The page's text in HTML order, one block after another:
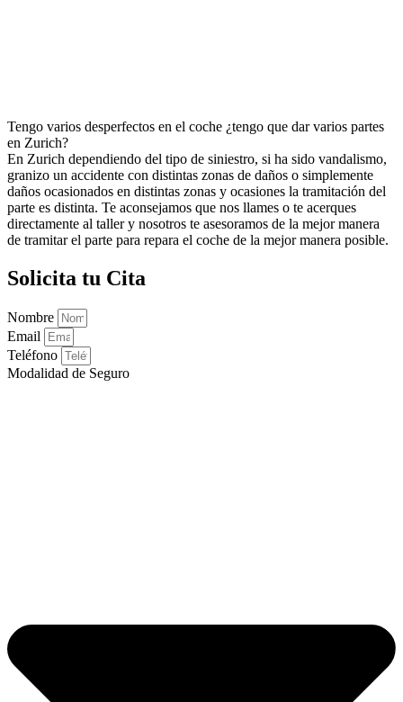
Tengo varios desperfectos en el coche ¿tengo que dar varios partes
en Zurich?
En Zurich dependiendo del tipo de siniestro, si ha sido vandalismo,
granizo un accidente con distintas zonas de daños o simplemente
daños ocasionados en distintas zonas y ocasiones la tramitación del
parte es distinta. Te aconsejamos que nos llames o te acerques
directamente al taller y nosotros te asesoramos de la mejor manera
de tramitar el parte para repara el coche de la mejor manera posible.
Solicita tu Cita
Nombre
Email
Teléfono
Modalidad de Seguro